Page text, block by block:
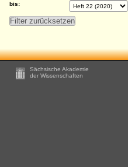
bis:
Footer
Sächsische Akademie
der Wissenschaften